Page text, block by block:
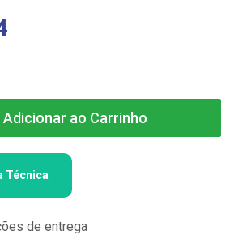
Adicionar ao Carrinho
Técnica
de entrega